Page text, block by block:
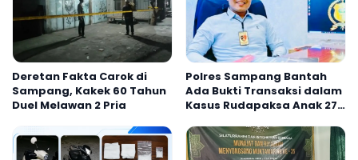
Deretan Fakta Carok di
Sampang, Kakek 60 Tahun
Duel Melawan 2 Pria
Polres Sampang Bantah
Ada Bukti Transaksi dalam
Kasus Rudapaksa Anak 27